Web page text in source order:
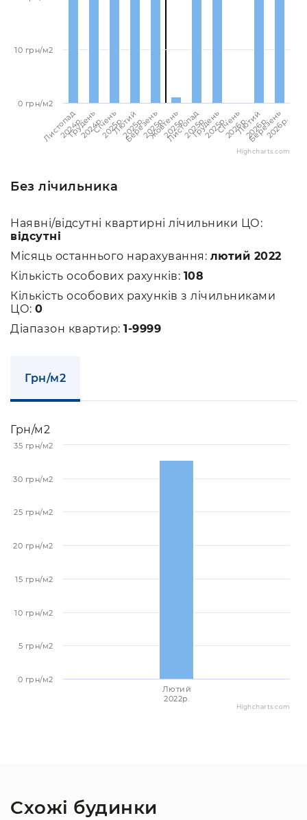
Листопад
2024p.
Грудень
2024p.Січень
2025p.Лютий
2025p.
Березень
2025p.
Жовтень
2025p.
Листопад
2025p.
Грудень
2025p.Січень
2026p.Лютий
2026p.
Березень
2026p.
0 грн/м2
10 грн/м2
Highcharts.com
Без лічильника
Наявні/відсутні квартирні лічильники ЦО:
відсутні
Місяць останнього нарахування: лютий 2022
Кількість особових рахунків: 108
Кількість особових рахунків з лічильниками
ЦО: 0
Діапазон квартир: 1-9999
Грн/м2
Грн/м2
Лютий
2022p.
0 грн/м2
5 грн/м2
10 грн/м2
15 грн/м2
20 грн/м2
25 грн/м2
30 грн/м2
35 грн/м2
Highcharts.com
Схожі будинки